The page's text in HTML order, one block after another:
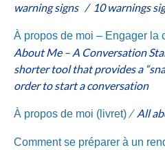
warning signs / 10 warnings
À propos de moi – Engager la
About Me – A Conversation
shorter tool that provides a
order to start a conversation
À propos de moi (livret) / All
Comment se préparer à un